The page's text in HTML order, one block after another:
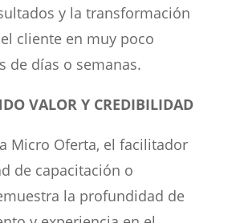
y la transformación
cliente en muy poco
de días o semanas.
VALOR Y CREDIBILIDAD
Micro Oferta, el facilitador
de capacitación o
la profundidad de